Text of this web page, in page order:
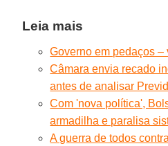
Leia mais
Governo em pedaços
Câmara envia recado
antes de analisar
Com 'nova política',
armadilha e paralisa
A guerra de todos